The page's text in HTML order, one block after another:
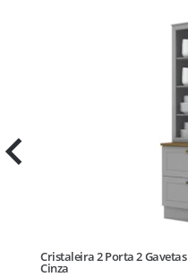
Cristaleira 2 Porta 2
Cinza